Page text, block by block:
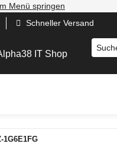
Menü springen
Schneller Versand